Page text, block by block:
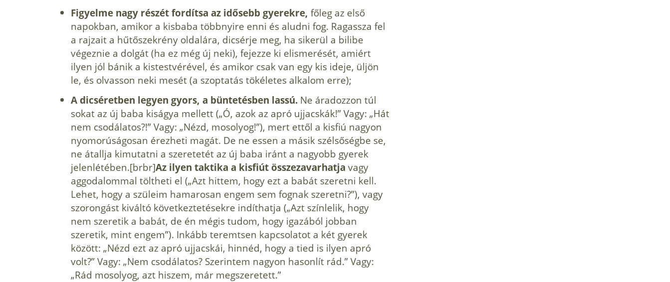
Figyelme nagy részét fordítsa az idő­sebb gyerekre, főleg az első
napokban, amikor a kisbaba többnyire enni és alud­ni fog. Ragassza fel
a rajzait a hűtőszek­rény oldalára, dicsérje meg, ha sikerül a bilibe
végeznie a dolgát (ha ez még új neki), fejezze ki elismerését, amiért
ilyen jól bánik a kistestvérével, és amikor csak van egy kis ideje, üljön
le, és olvasson neki mesét (a szoptatás tökéletes alkalom erre);
A dicséretben legyen gyors, a bün­tetésben lassú. Ne áradozzon túl
sokat az új baba kiságya mellett („Ó, azok az apró ujjacskák!” Vagy: „Hát
nem csodálatos?!” Vagy: „Nézd, mosolyog!”), mert ettől a kisfiú nagyon
nyomorúságosan érezheti magát. De ne essen a másik szélsőségbe se,
ne átallja kimutatni a szeretetét az új baba iránt a nagyobb gyerek
jelenlété­ben.[brbr]Az ilyen taktika a kisfiút összeza­varhatja vagy
aggodalommal töltheti el („Azt hittem, hogy ezt a babát szeretni kell.
Lehet, hogy a szüleim hamarosan engem sem fognak szeretni?”), vagy
szo­rongást kiváltó következtetésekre indít­hatja („Azt színlelik, hogy
nem szeretik a babát, de én mégis tudom, hogy igazá­ból jobban
szeretik, mint engem”). In­kább teremtsen kapcsolatot a két gyerek
között: „Nézd ezt az apró ujjacskái, hin­néd, hogy a tied is ilyen apró
volt?” Vagy: „Nem csodálatos? Szerintem nagyon ha­sonlít rád.” Vagy:
„Rád mosolyog, azt hi­szem, már megszeretett.”